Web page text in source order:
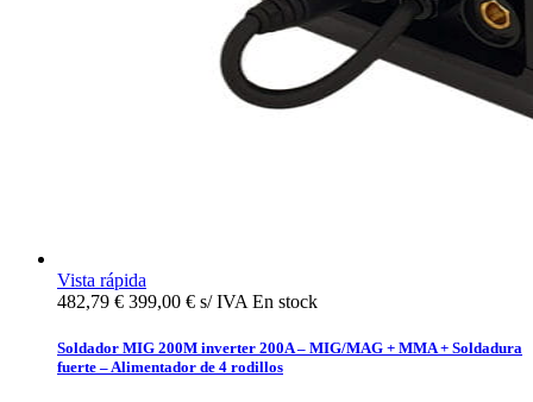
Vista rápida
482,79 € 399,00 € s/ IVA En stock
Soldador MIG 200M inverter 200A – MIG/MAG + MMA + Soldadura
fuerte – Alimentador de 4 rodillos